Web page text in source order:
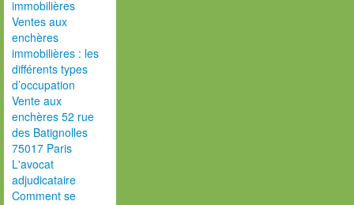
immobilières
Ventes aux
enchères
immobilières : les
différents types
d’occupation
Vente aux
enchères 52 rue
des Batignolles
75017 Paris
L'avocat
adjudicataire
Comment se